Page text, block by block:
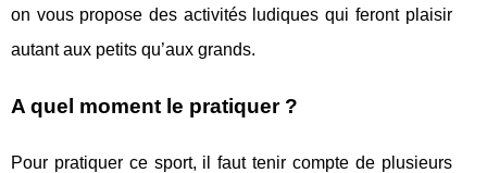
on vous propose des activités ludiques qui feront plaisir
autant aux petits qu’aux grands.
A quel moment le pratiquer ?
Pour pratiquer ce sport, il faut tenir compte de plusieurs